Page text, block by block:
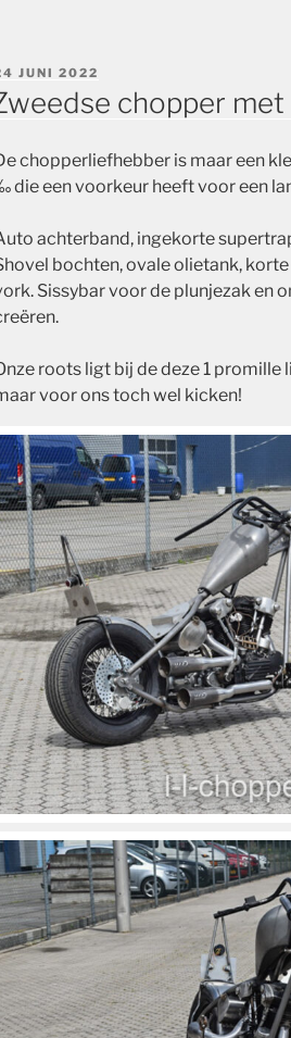
JUNI 2022
chopper
chopperliefhebber is maar een
die een voorkeur heeft voor een
achterband, ingekorte
bochten, ovale olietank,
Sissybar voor de plunjezak en
roots ligt bij de deze 1
voor ons toch wel kicken!